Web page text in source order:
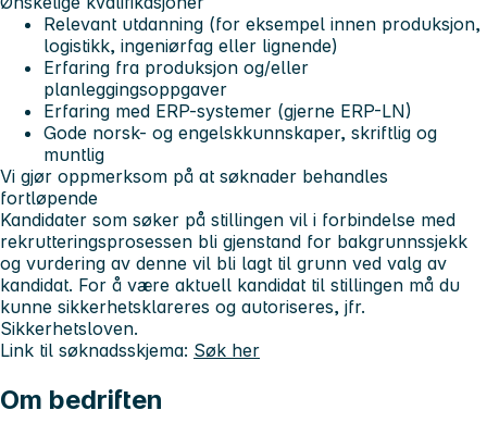
Relevant utdanning (for eksempel innen produksjon,
logistikk, ingeniørfag eller lignende)
Erfaring fra produksjon og/eller
planleggingsoppgaver
Erfaring med ERP-systemer (gjerne ERP-LN)
Gode norsk- og engelskkunnskaper, skriftlig og
muntlig
Vi gjør oppmerksom på at søknader behandles
fortløpende
Kandidater som søker på stillingen vil i forbindelse med
rekrutteringsprosessen bli gjenstand for bakgrunnssjekk
og vurdering av denne vil bli lagt til grunn ved valg av
kandidat. For å være aktuell kandidat til stillingen må du
kunne sikkerhetsklareres og autoriseres, jfr.
Sikkerhetsloven.
Link til søknadsskjema: Søk her
Om bedriften